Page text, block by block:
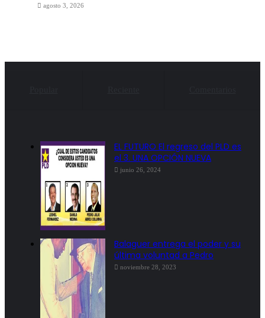
agosto 3, 2026
EL FUTURO El regreso del PLD es
el 3. UNA OPCIÓN NUEVA
junio 26, 2024
Balaguer entrega el poder y su
última voluntad a Pedro
noviembre 28, 2023